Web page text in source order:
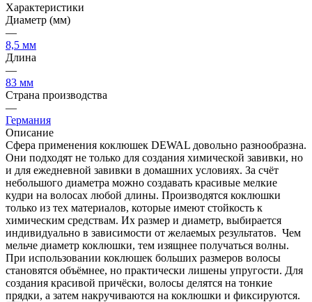
Характеристики
Диаметр (мм)
—
8,5 мм
Длина
—
83 мм
Страна производства
—
Германия
Описание
Сфера применения коклюшек DEWAL довольно разнообразна.
Они подходят не только для создания химической завивки, но
и для ежедневной завивки в домашних условиях. За счёт
небольшого диаметра можно создавать красивые мелкие
кудри на волосах любой длины. Производятся коклюшки
только из тех материалов, которые имеют стойкость к
химическим средствам. Их размер и диаметр, выбирается
индивидуально в зависимости от желаемых результатов. Чем
мельче диаметр коклюшки, тем изящнее получаться волны.
При использовании коклюшек больших размеров волосы
становятся объёмнее, но практически лишены упругости. Для
создания красивой причёски, волосы делятся на тонкие
прядки, а затем накручиваются на коклюшки и фиксируются.